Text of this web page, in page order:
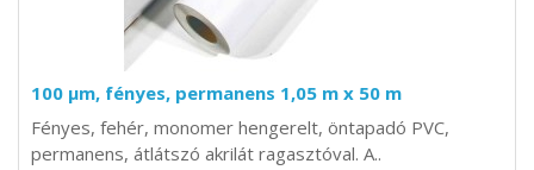
100 µm, fényes, permanens 1,05 m x 50 m
Fényes, fehér, monomer hengerelt, öntapadó PVC,
permanens, átlátszó akrilát ragasztóval. A..